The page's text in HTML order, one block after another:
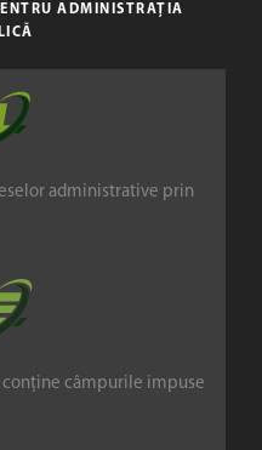
administrative prin
conține câmpurile impuse
ADMINISTRAȚIA